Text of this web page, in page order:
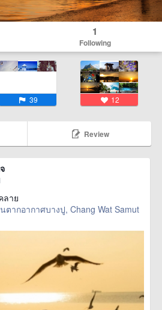
1
Following
39 12
Review
ลาย
ากอากาศบางปู, Chang Wat Samut